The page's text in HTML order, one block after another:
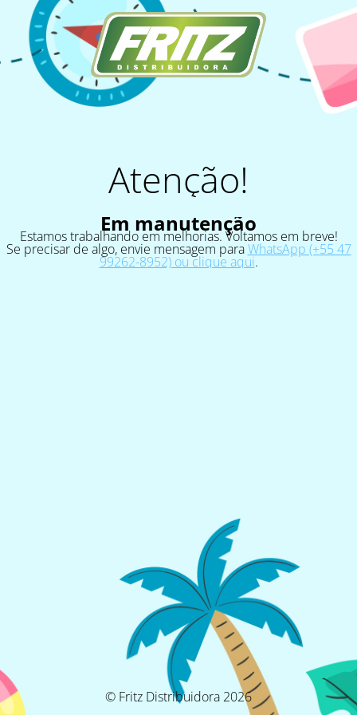
Atenção!
Em manutenção
Estamos trabalhando em melhorias. Voltamos em breve!
Se precisar de algo, envie mensagem paraWhatsApp (+55 47
99262-8952) ou clique aqui.
© Fritz Distribuidora 2026